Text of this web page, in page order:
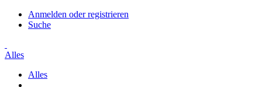
Anmelden oder registrieren
Suche
Alles
Alles